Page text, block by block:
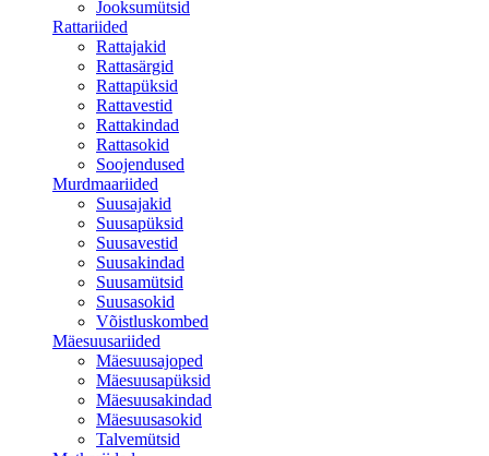
Jooksumütsid
Rattariided
Rattajakid
Rattasärgid
Rattapüksid
Rattavestid
Rattakindad
Rattasokid
Soojendused
Murdmaariided
Suusajakid
Suusapüksid
Suusavestid
Suusakindad
Suusamütsid
Suusasokid
Võistluskombed
Mäesuusariided
Mäesuusajoped
Mäesuusapüksid
Mäesuusakindad
Mäesuusasokid
Talvemütsid